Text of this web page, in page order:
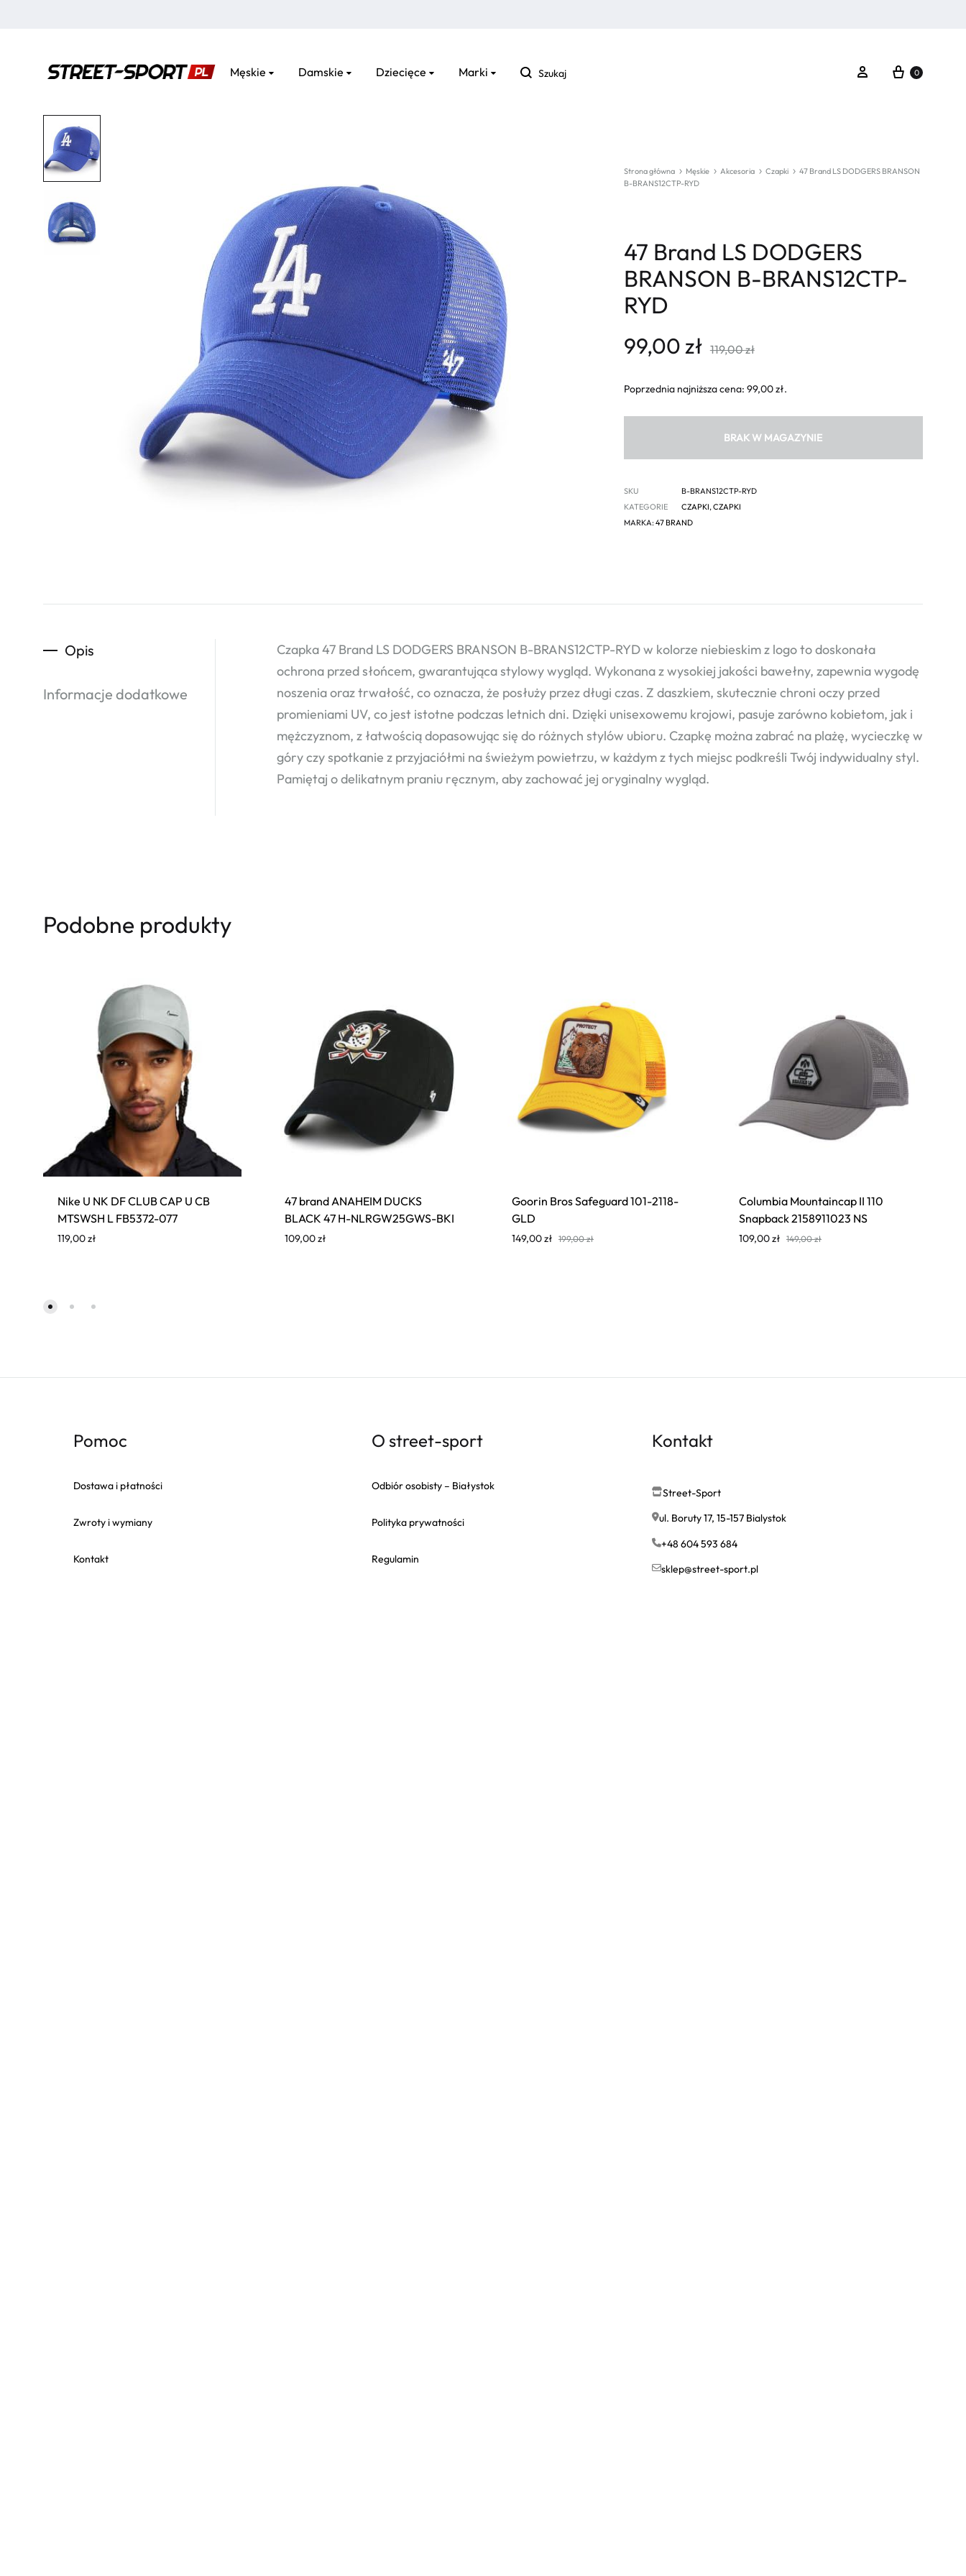
sport.pl
Męskie Damskie Dziecięce Marki Szukaj Zaloguj sięKoszyk
0
Strona główna Męskie Akcesoria Czapki
47 Brand LS DODGERS BRANSON
B-BRANS12CTP-RYD
47 Brand LS DODGERS
BRANSON B-BRANS12CTP-
RYD
99,00zł 119,00zł
Poprzednia najniższa cena: 99,00zł.
BRAK W MAGAZYNIE
SKU
B-BRANS12CTP-RYD
KATEGORIE
CZAPKI,CZAPKI
MARKA: 47 BRAND
Opis
Informacje dodatkowe
Czapka 47 Brand LS DODGERS BRANSON B-BRANS12CTP-RYD w kolorze niebieskim z logo to doskonała
ochrona przed słońcem, gwarantująca stylowy wygląd. Wykonana z wysokiej jakości bawełny, zapewnia wygodę
noszenia oraz trwałość, co oznacza, że posłuży przez długi czas. Z daszkiem, skutecznie chroni oczy przed
promieniami UV, co jest istotne podczas letnich dni. Dzięki unisexowemu krojowi, pasuje zarówno kobietom, jak i
mężczyznom, z łatwością dopasowując się do różnych stylów ubioru. Czapkę można zabrać na plażę, wycieczkę w
góry czy spotkanie z przyjaciółmi na świeżym powietrzu, w każdym z tych miejsc podkreśli Twój indywidualny styl.
Pamiętaj o delikatnym praniu ręcznym, aby zachować jej oryginalny wygląd.
Podobne produkty
Nike U NK DF CLUB CAP U CB
MTSWSH L FB5372-077
119,00zł
47 brand ANAHEIM DUCKS
BLACK 47 H-NLRGW25GWS-BKI
109,00zł
Goorin Bros Safeguard 101-2118-
GLD
149,00zł 199,00zł
Columbia Mountaincap II 110
Snapback 2158911023 NS
109,00zł 149,00zł
Pomoc
Dostawa i płatności
Zwroty i wymiany
Kontakt
O street-sport
Odbiór osobisty – Białystok
Polityka prywatności
Regulamin
Kontakt
Street-Sport
ul. Boruty 17, 15-157 Bialystok
+48 604 593 684
sklep@street-sport.pl